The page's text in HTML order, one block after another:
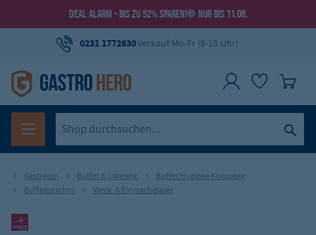
DEAL ALARM - BIS ZU 52% SPAREN! NUR BIS 11.08.
0231 1772630Verkauf Mo-Fr (8-18 Uhr)
Gastraum Buffet & Catering
Buffet Hygiene Konzepte
Buffetgeschirr
Weck- & Einmachgläser